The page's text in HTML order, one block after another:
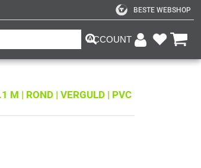
BESTE WEBSHOP
ACCOUNT
M | ROND | VERGULD | PVC